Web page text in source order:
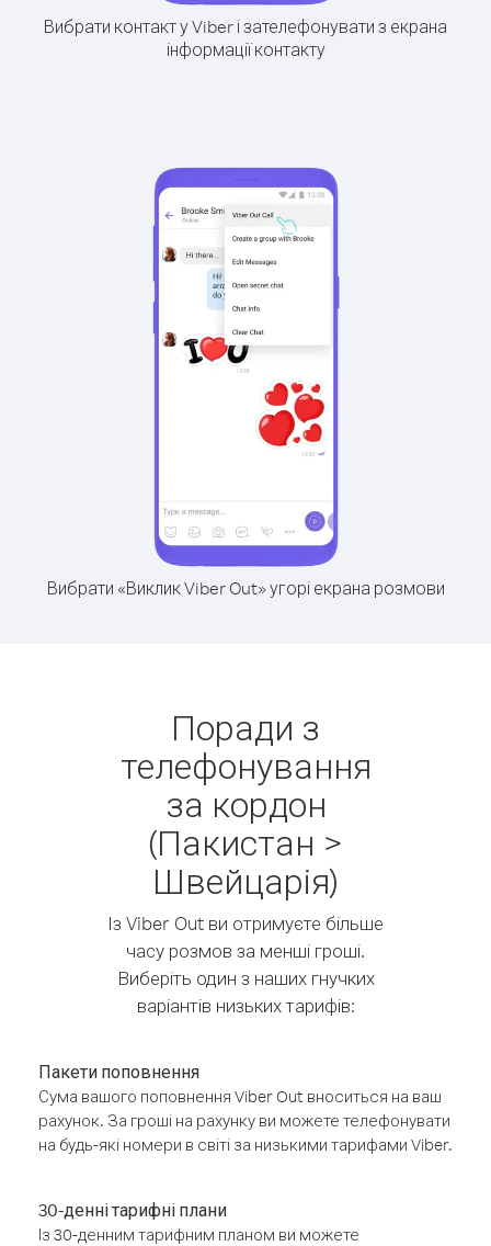
Вибрати контакт у Viber і зателефонувати з екрана
інформації контакту
Вибрати «Виклик Viber Out» угорі екрана розмови
Поради з
телефонування
за кордон
(Пакистан >
Швейцарія)
Із Viber Out ви отримуєте більше
часу розмов за менші гроші.
Виберіть один з наших гнучких
варіантів низьких тарифів:
Пакети поповнення
Сума вашого поповнення Viber Out вноситься на ваш
рахунок. За гроші на рахунку ви можете телефонувати
на будь-які номери в світі за низькими тарифами Viber.
30-денні тарифні плани
Із 30-денним тарифним планом ви можете